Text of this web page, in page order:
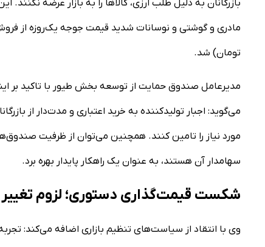
بازرگانان به دلیل طلب ارزی، کالا‌ها را به بازار عرضه
تومان) شد.
مدیرعامل صندوق حمایت از توسعه بخش طیور با تاکید بر
می‌گوید: اجبار تولیدکننده به خرید اعتباری و مدت‌دار از
مورد نیاز را تامین کنند. همچنین می‌توان از ظرفیت
سهامدار آن هستند، به عنوان یک راهکار پایدار بهره برد.
شکست قیمت‌گذاری دستوری؛ لزوم